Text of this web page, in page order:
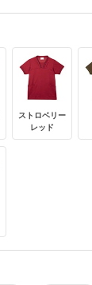
ストロベリー
レッド